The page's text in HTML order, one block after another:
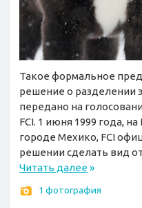
Такое формальное
решение о разделении
передано на
FCI. 1 июня 1999 года,
городе Мехико, FCI
решении сделать вид
Читать далее»
1 фотография